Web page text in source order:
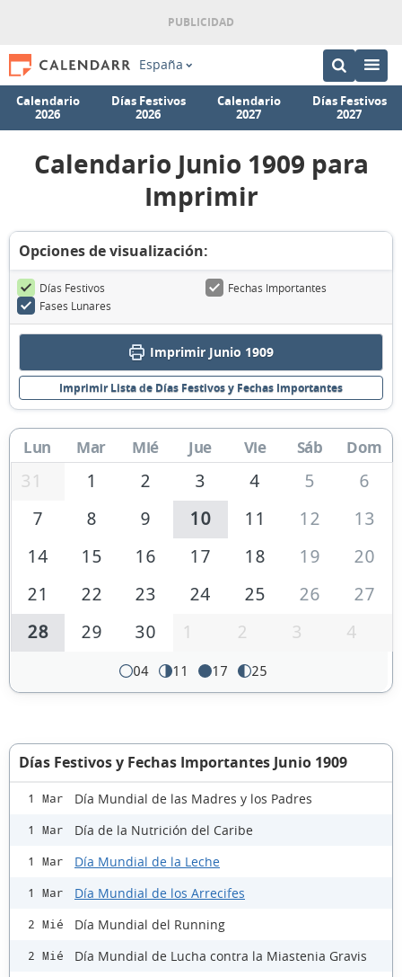
España
Calendario
2026
Días Festivos
2026
Calendario
2027
Días Festivos
2027
Calendario Junio 1909 para
Imprimir
Opciones de visualización:
Días Festivos
Fechas Importantes
Fases Lunares
Imprimir Junio 1909
Imprimir Lista de Días Festivos y Fechas Importantes
Lun Mar Mié Jue Vie Sáb Dom
31 1 2 3 4 5
6
7
8 9 10 11 12
13
14
15 16 17 18 19
20
21
22 23 24 25 26
27
28
29 30 1 2 3 4
04 11 17 25
Días Festivos y Fechas Importantes Junio 1909
1 Mar Día Mundial de las Madres y los Padres
1 Mar Día de la Nutrición del Caribe
1 Mar Día Mundial de la Leche
1 Mar Día Mundial de los Arrecifes
2 Mié Día Mundial del Running
2 Mié Día Mundial de Lucha contra la Miastenia Gravis